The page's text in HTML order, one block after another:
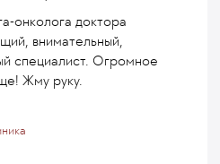
онколога доктора
внимательный,
специалист. Огромное
Жму руку.